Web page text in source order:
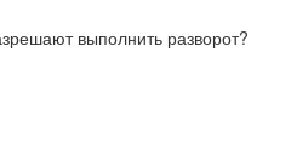
выполнить разворот?